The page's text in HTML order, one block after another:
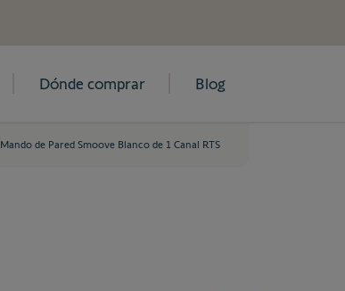
Dónde comprar Blog
Mando de Pared Smoove Blanco de 1 Canal RTS